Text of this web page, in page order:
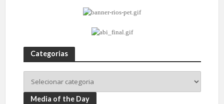
Categorias
Media of the Day